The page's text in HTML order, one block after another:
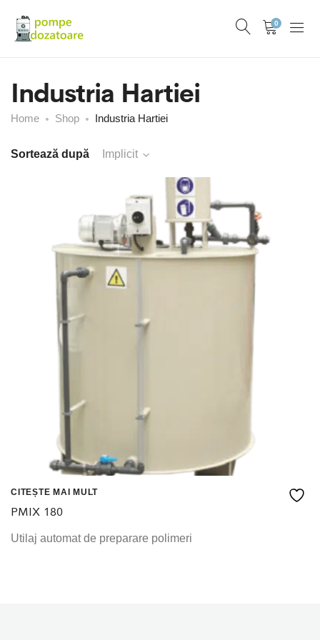
0
Industria Hartiei
Home Shop Industria Hartiei
Sortează după Implicit
CITEȘTE MAI MULT
PMIX 180
Utilaj automat de preparare polimeri